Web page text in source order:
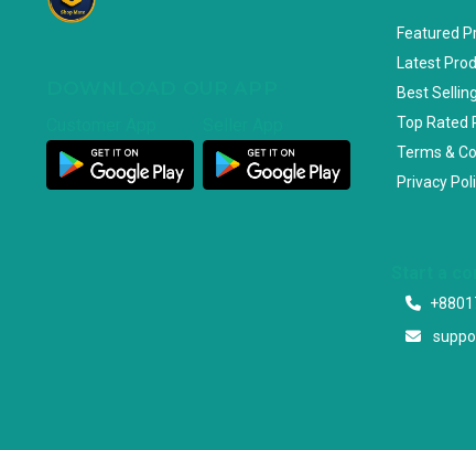
Featured
Latest
Best
Top Rated
Terms &
Privacy